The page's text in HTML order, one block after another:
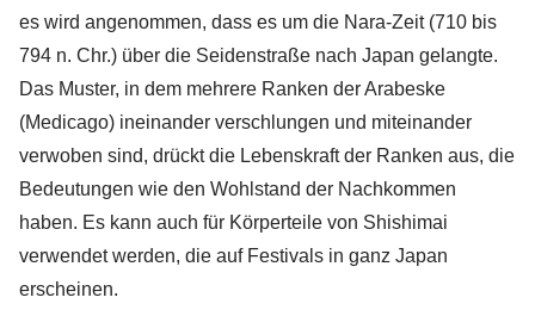
es wird angenommen, dass es um die Nara-Zeit (710 bis
794 n. Chr.) über die Seidenstraße nach Japan gelangte.
Das Muster, in dem mehrere Ranken der Arabeske
(Medicago) ineinander verschlungen und miteinander
verwoben sind, drückt die Lebenskraft der Ranken aus, die
Bedeutungen wie den Wohlstand der Nachkommen
haben. Es kann auch für Körperteile von Shishimai
verwendet werden, die auf Festivals in ganz Japan
erscheinen.